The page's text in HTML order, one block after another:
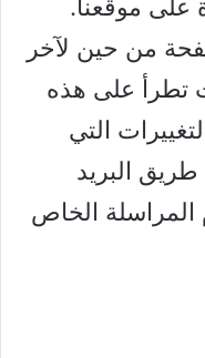
موقعنا.
من حين لآخر
تطرأ على هذه
التي
البريد
المراسلة الخاص